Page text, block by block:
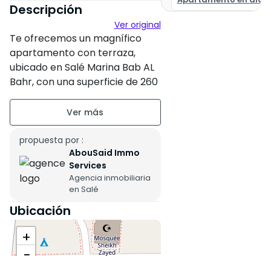
piso4 en 4
2 apartamentos por nivel
Antigüedad de la
construcción : Entre 6 y 10
Estado de la propiedad :
Nuevo
Residencia segura
Estacionamiento titulado : 2
lugares
Descripción
Ver original
Te ofrecemos un magnífico
apartamento con terraza,
ubicado en Salé Marina Bab AL
Bahr, con una superficie de 260
m², incluidos 100 m de terraza,
situado en una urbanización
cerrada en Salé.
El apartamento se encuentra
en el cuarto piso de un edificio
con ascensor y goza de unas
despejadas sin obstáculos al
río Bouragrague.
propuesta por :
AbouSaid Immo
Services
Agencia inmobiliaria
en Salé
Ubicación
+